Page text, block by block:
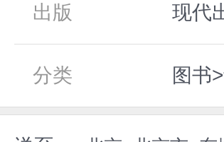
出版 现代
分类 图书